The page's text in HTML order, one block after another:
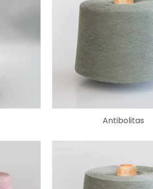
Antibolitas